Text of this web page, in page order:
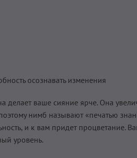
осознавать изменения
делает ваше сияние ярче. Она
нимб называют «печатью
и к вам придет процветание.
уровень.